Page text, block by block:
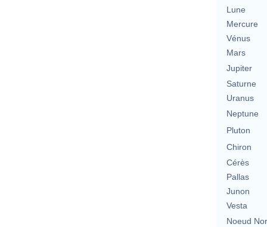
Lune
Mercure
Vénus
Mars
Jupiter
Saturne
Uranus
Neptune
Pluton
Chiron
Cérès
Pallas
Junon
Vesta
Noeud